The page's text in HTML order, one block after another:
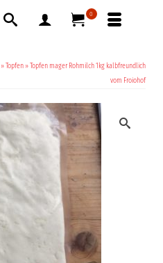
0
»Topfen »Topfen mager Rohmilch 1kg kalbfreundlich
vom Froiohof